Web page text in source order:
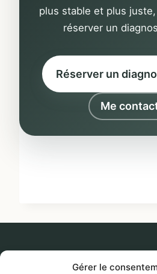
Gérer le
plus stable et plus
réserver un
Réserver un
Me